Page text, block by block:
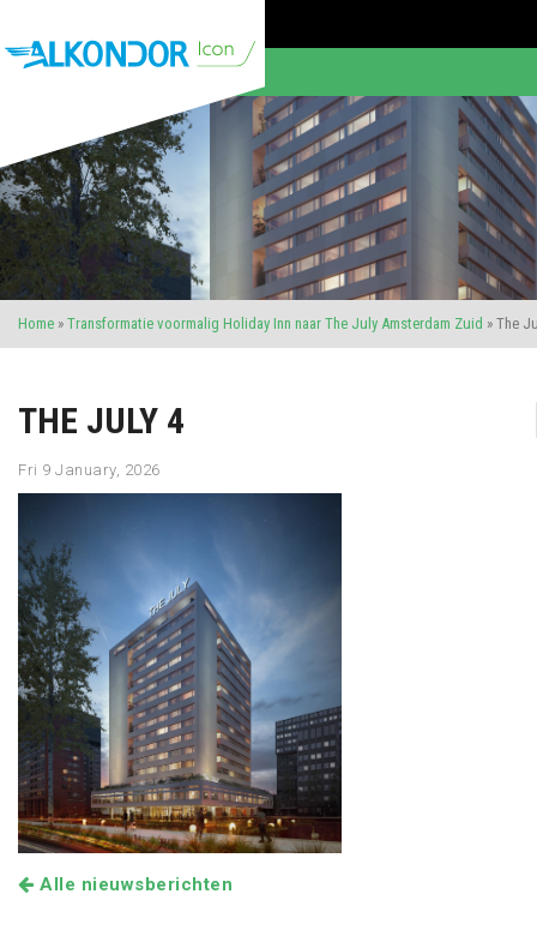
Home » Transformatie voormalig Holiday Inn naar The July Amsterdam Zuid » The
THE JULY 4
Fri 9 January, 2026
Alle nieuwsberichten